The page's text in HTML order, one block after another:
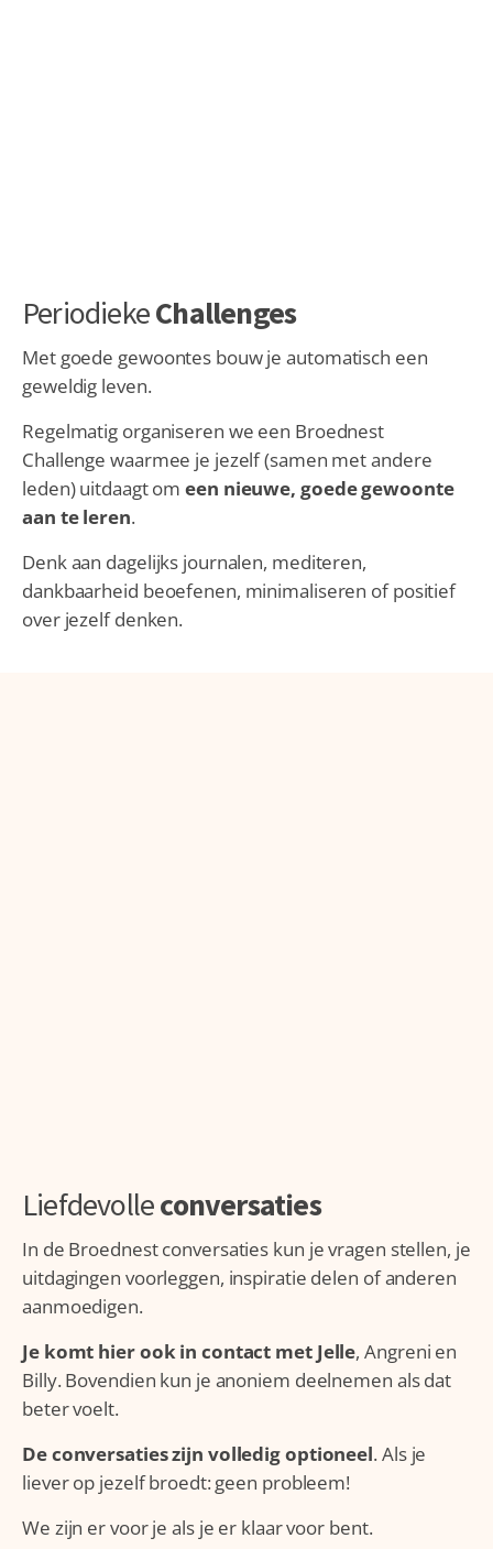
PeriodiekeChallenges
Met goede gewoontes bouw je automatisch een
geweldig leven.
Regelmatig organiseren we een Broednest
Challenge waarmee je jezelf (samen met andere
leden) uitdaagt omeen nieuwe, goede gewoonte
aan te leren.
Denk aan dagelijks journalen, mediteren,
dankbaarheid beoefenen, minimaliseren of positief
over jezelf denken.
Liefdevolleconversaties
In de Broednest conversaties kun je vragen stellen, je
uitdagingen voorleggen, inspiratie delen of anderen
aanmoedigen.
Je komt hier ook in contact met Jelle, Angreni en
Billy. Bovendien kun je anoniem deelnemen als dat
beter voelt.
De conversaties zijn volledig optioneel. Als je
liever op jezelf broedt: geen probleem!
We zijn er voor je als je er klaar voor bent.